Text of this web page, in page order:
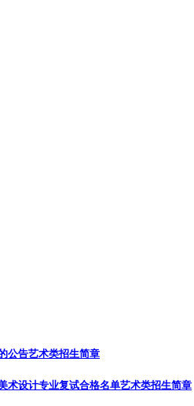
公告艺术类招生简章
术设计专业复试合格名单艺术类招生简章